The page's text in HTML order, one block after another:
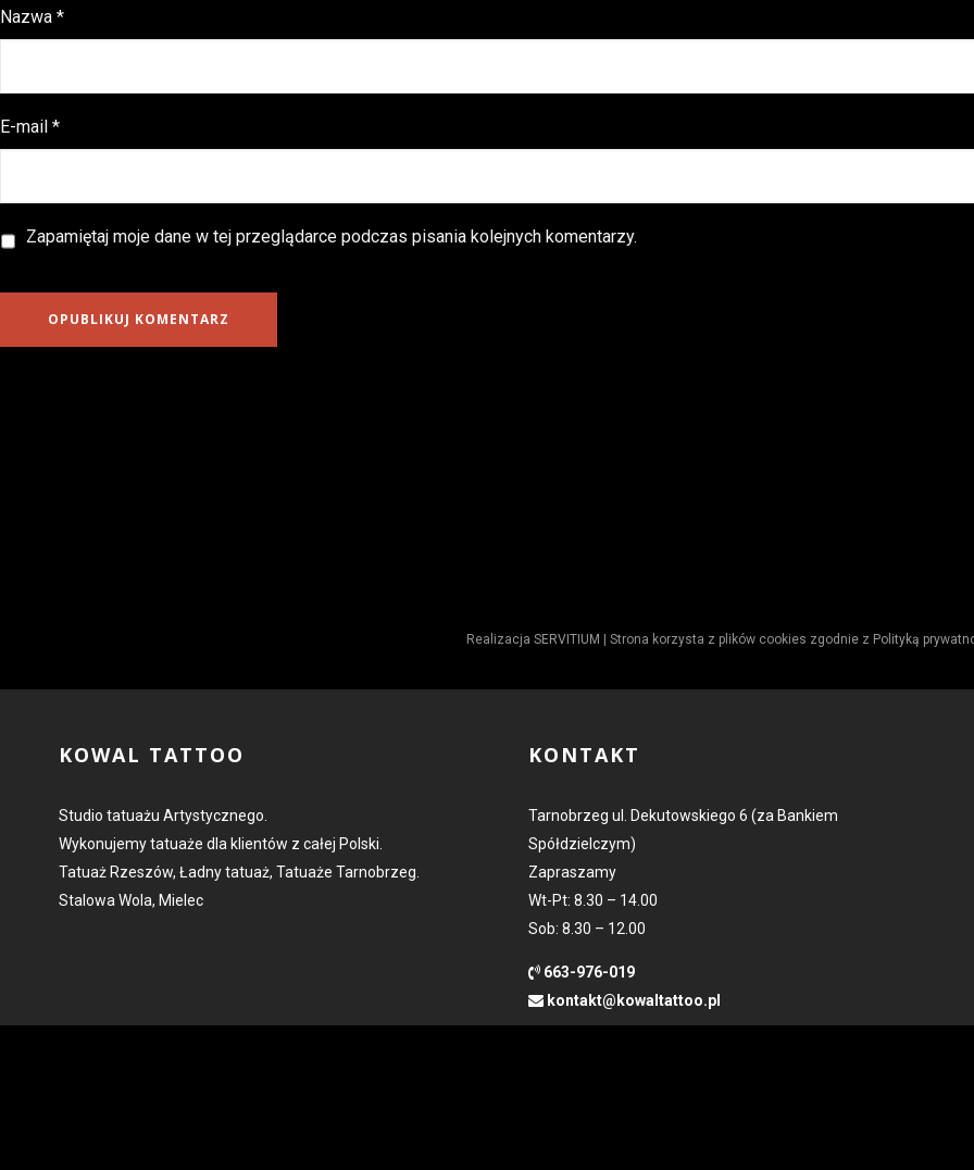
Nazwa *
E-mail *
Zapamiętaj moje dane w tej przeglądarce podczas pisania kolejnych komentarzy.
Realizacja SERVITIUM | Strona korzysta z plików cookies zgodnie z Polityką
KOWAL TATTOO
Studio tatuażu Artystycznego.
Wykonujemy tatuaże dla klientów z całej Polski.
Tatuaż Rzeszów, Ładny tatuaż, Tatuaże Tarnobrzeg.
Stalowa Wola, Mielec
KONTAKT
Tarnobrzeg ul. Dekutowskiego 6 (za Bankiem
Spółdzielczym)
Zapraszamy
Wt-Pt: 8.30 – 14.00
Sob: 8.30 – 12.00
663-976-019
kontakt@kowaltattoo.pl